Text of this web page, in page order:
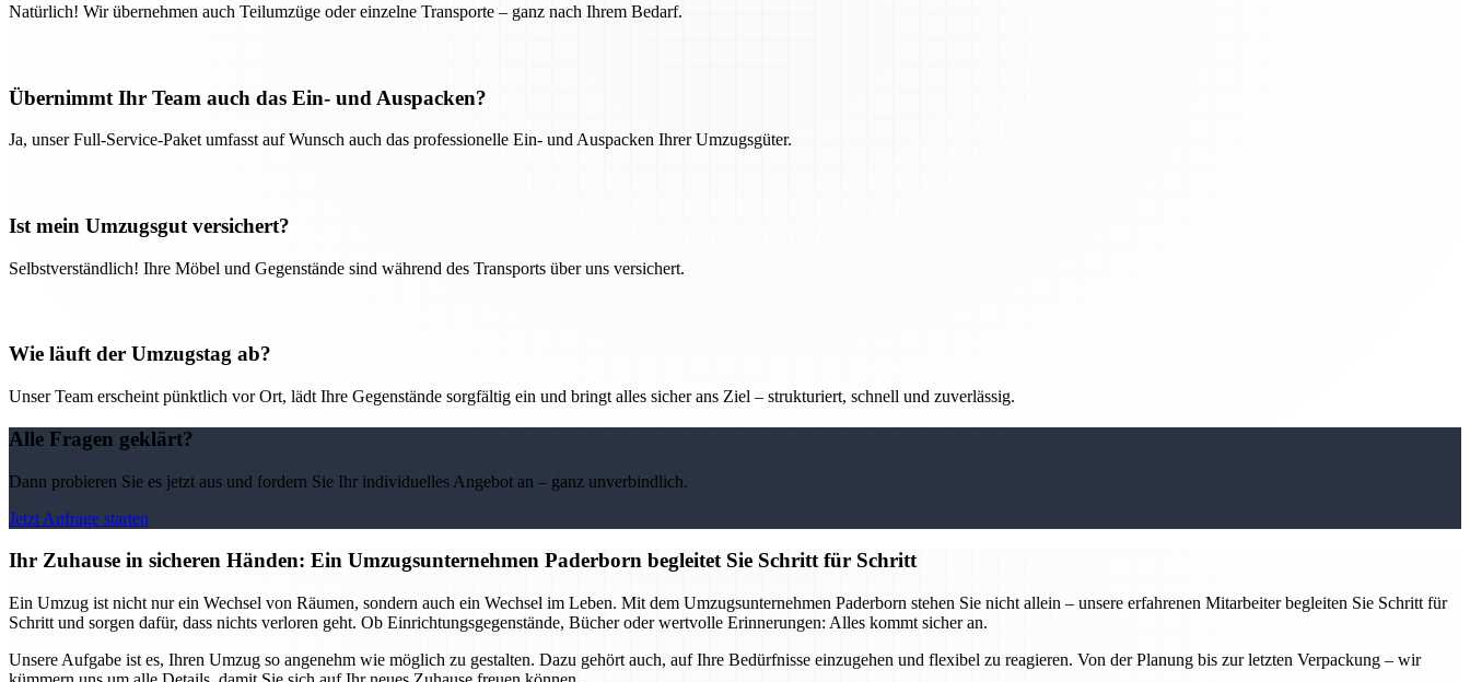
Natürlich! Wir übernehmen auch Teilumzüge oder einzelne Transporte – ganz nach Ihrem Bedarf.
Übernimmt Ihr Team auch das Ein- und Auspacken?
Ja, unser Full-Service-Paket umfasst auf Wunsch auch das professionelle Ein- und Auspacken Ihrer Umzugsgüter.
Ist mein Umzugsgut versichert?
Selbstverständlich! Ihre Möbel und Gegenstände sind während des Transports über uns versichert.
Wie läuft der Umzugstag ab?
Unser Team erscheint pünktlich vor Ort, lädt Ihre Gegenstände sorgfältig ein und bringt alles sicher ans Ziel – strukturiert, schnell und zuverlässig.
Alle Fragen geklärt?
Dann probieren Sie es jetzt aus und fordern Sie Ihr individuelles Angebot an – ganz unverbindlich.
Jetzt Anfrage starten
Ihr Zuhause in sicheren Händen: Ein Umzugsunternehmen Paderborn begleitet Sie Schritt für Schritt
Ein Umzug ist nicht nur ein Wechsel von Räumen, sondern auch ein Wechsel im Leben. Mit dem Umzugsunternehmen Paderborn stehen Sie nicht allein – unsere erfahrenen Mitarbeiter begleiten Sie Schritt für
Schritt und sorgen dafür, dass nichts verloren geht. Ob Einrichtungsgegenstände, Bücher oder wertvolle Erinnerungen: Alles kommt sicher an.
Unsere Aufgabe ist es, Ihren Umzug so angenehm wie möglich zu gestalten. Dazu gehört auch, auf Ihre Bedürfnisse einzugehen und flexibel zu reagieren. Von der Planung bis zur letzten Verpackung – wir